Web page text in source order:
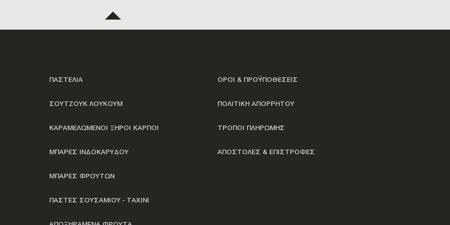
ΠΑΣΤΕΛΙΑ
ΣΟΥΤΖΟΥΚ ΛΟΥΚΟΥΜ
ΚΑΡΑΜΕΛΩΜΕΝΟΙ ΞΗΡΟΙ ΚΑΡΠΟΙ
ΜΠΑΡΕΣ ΙΝΔΟΚΑΡΥΔΟΥ
ΜΠΑΡΕΣ ΦΡΟΥΤΩΝ
ΠΑΣΤΕΣ ΣΟΥΣΑΜΙΟΥ - ΤΑΧΙΝΙ
ΟΡΟΙ & ΠΡΟΫΠΟΘΕΣΕΙΣ
ΠΟΛΙΤΙΚΗ ΑΠΟΡΡΗΤΟΥ
ΤΡΟΠΟΙ ΠΛΗΡΩΜΗΣ
ΑΠΟΣΤΟΛΕΣ & ΕΠΙΣΤΡΟΦΕΣ